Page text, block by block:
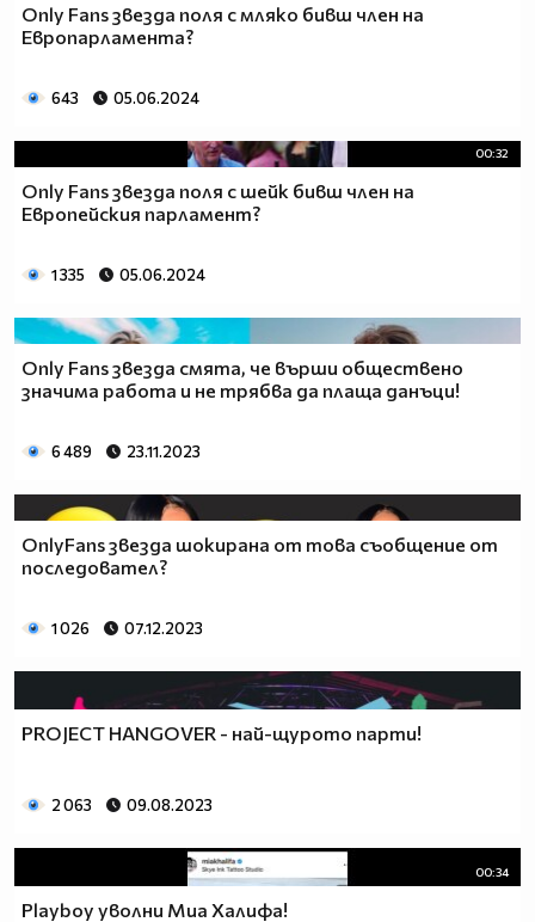
Only Fans звезда поля с мляко бивш член на
Европарламента?
643 05.06.2024
00:32
Only Fans звезда поля с шейк бивш член на
Европейския парламент?
1 335 05.06.2024
Only Fans звезда смята, че върши обществено
значима работа и не трябва да плаща данъци!
6 489 23.11.2023
OnlyFans звезда шокирана от това съобщение от
последовател?
1 026 07.12.2023
PROJECT HANGOVER - най-щурото парти!
2 063 09.08.2023
00:34
Playboy уволни Миа Халифа!